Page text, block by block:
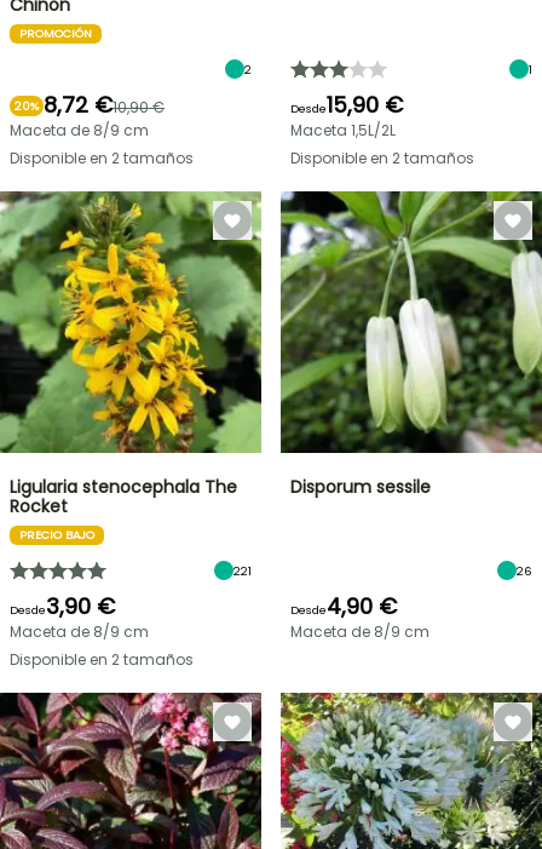
Chinon
PROMOCIÓN
2
20% 8,72 €10,90 €
Maceta de 8/9 cm
Disponible en 2 tamaños
1
Desde15,90 €
Maceta 1,5L/2L
Disponible en 2 tamaños
Ligularia stenocephala The
Rocket
PRECIO BAJO
221
Desde3,90 €
Maceta de 8/9 cm
Disponible en 2 tamaños
Disporum sessile
26
Desde4,90 €
Maceta de 8/9 cm